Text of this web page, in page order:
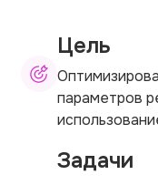
Цель
параметров
Задачи